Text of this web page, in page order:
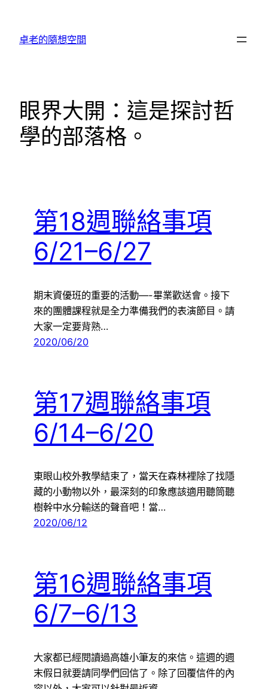
卓老的隨想空間
眼界大開：這是探討哲
學的部落格。
第18週聯絡事項
6/21–6/27
期末資優班的重要的活動—-畢業歡送會。接下
來的團體課程就是全力準備我們的表演節目。請
大家一定要背熟…
2020/06/20
第17週聯絡事項
6/14–6/20
東眼山校外教學結束了，當天在森林裡除了找隱
藏的小動物以外，最深刻的印象應該適用聽筒聽
樹幹中水分輸送的聲音吧！當…
2020/06/12
第16週聯絡事項
6/7–6/13
大家都已經閱讀過高雄小筆友的來信。這週的週
末假日就要請同學們回信了。除了回覆信件的內